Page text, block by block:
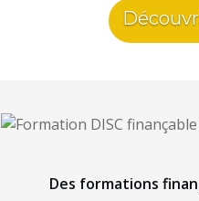
Des formations